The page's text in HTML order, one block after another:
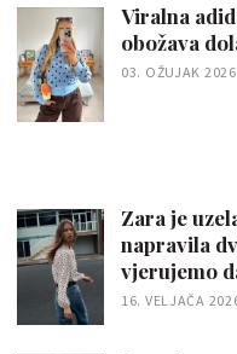
Viralna
obožava
03. OŽUJAK
Zara je
napravila
vjerujemo
16. VELJAČA